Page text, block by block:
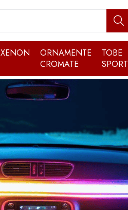
XENON
ORNAMENTE
CROMATE
TOBE
SPORT